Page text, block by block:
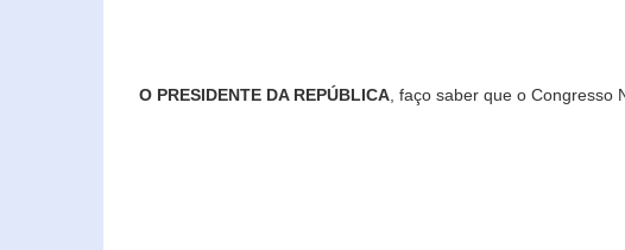
O PRESIDENTE DA REPÚBLICA, faço saber que o Congresso